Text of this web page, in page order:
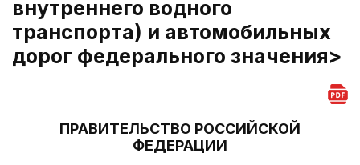
внутреннего водного
транспорта) и автомобильных
дорог федерального значения>
ПРАВИТЕЛЬСТВО РОССИЙСКОЙ
ФЕДЕРАЦИИ